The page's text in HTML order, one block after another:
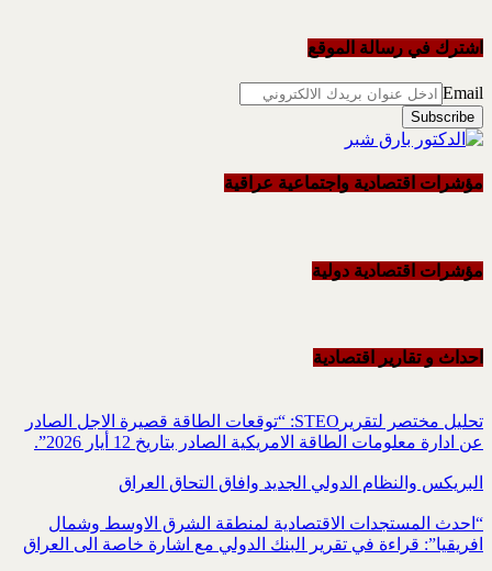
اشترك في رسالة الموقع
Email
مؤشرات اقتصادية واجتماعية عراقية
مؤشرات اقتصادية دولية
احداث و تقاریر اقتصادیة
تحليل مختصر لتقريرSTEO‏: “توقعات الطاقة قصيرة الاجل الصادر
عن ادارة معلومات الطاقة الامريكية ‏الصادر بتاريخ 12 أيار 2026”.‏
البريكس والنظام الدولي الجديد وافاق التحاق العراق
“احدث المستجدات الاقتصادية لمنطقة الشرق الاوسط وشمال
افريقيا”: قراءة في تقرير البنك الدولي مع اشارة خاصة الى العراق